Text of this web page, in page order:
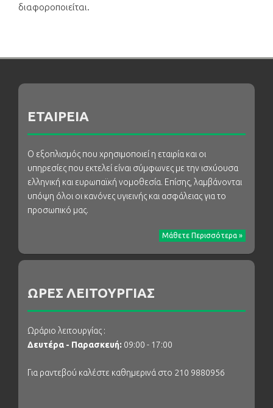
διαφοροποιείται.
ΕΤΑΙΡΕΙΑ
Ο εξοπλισμός που χρησιμοποιεί η εταιρία και οι
υπηρεσίες που εκτελεί είναι σύμφωνες με την ισχύουσα
ελληνική και ευρωπαϊκή νομοθεσία. Επίσης, λαμβάνονται
υπόψη όλοι οι κανόνες υγιεινής και ασφάλειας για το
προσωπικό μας.
Μάθετε Περισσότερα »
ΩΡΕΣ ΛΕΙΤΟΥΡΓΙΑΣ
Ωράριο λειτουργίας :
Δευτέρα - Παρασκευή: 09:00 - 17:00
Για ραντεβού καλέστε καθημερινά στο 210 9880956